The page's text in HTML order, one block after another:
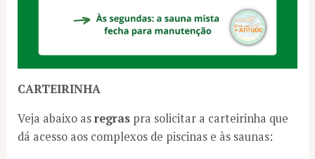
CARTEIRINHA
Veja abaixo asregras pra solicitar a carteirinha que
dá acesso aos complexos de piscinas e às saunas: